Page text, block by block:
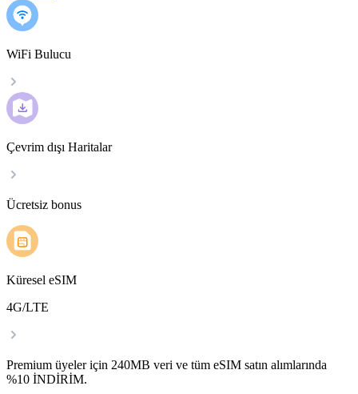
WiFi Bulucu
Çevrim dışı Haritalar
Ücretsiz bonus
Küresel eSIM
4G/LTE
Premium üyeler için 240MB veri ve tüm eSIM satın alımlarında
%10 İNDİRİM.